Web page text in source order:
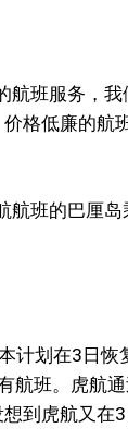
班服务，
格低廉的航
航班的巴厘
计划在3日
航班。虎航
到虎航又在